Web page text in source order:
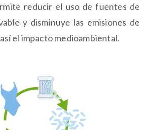
reducir el uso de fuentes de
y disminuye las emisiones de
el impacto medioambiental.